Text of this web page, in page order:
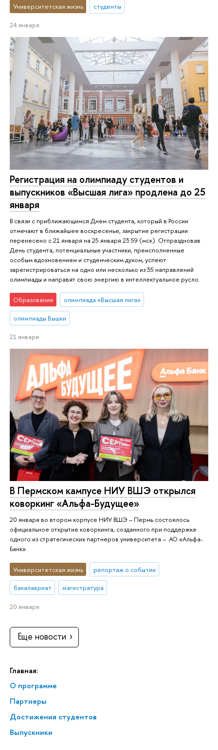
Главная:
О программе
Партнеры
Достижения студентов
Выпускники
Университетская жизнь студенты
24 января
Регистрация на олимпиаду студентов и
выпускников «Высшая лига» продлена до 25
января
В связи с приближающимся Днем студента, который в России
отмечают в ближайшее воскресенье, закрытие регистрации
перенесено с 21 января на 25 января 23:59 (мск). Отпраздновав
День студента, потенциальные участники, преисполненные
особым вдохновением и студенческим духом, успеют
зарегистрироваться на одно или несколько из 35 направлений
олимпиады и направят свою энергию в интеллектуальное русло.
Образование олимпиада «Высшая лига»
олимпиады Вышки
21 января
В Пермском кампусе НИУ ВШЭ открылся
коворкинг «Альфа-Будущее»
20 января во втором корпусе НИУ ВШЭ – Пермь состоялось
официальное открытие коворкинга, созданного при поддержке
одного из стратегических партнеров университета – АО «Альфа-
Банк».
Университетская жизнь репортаж о событии
бакалавриат магистратура
20 января
Еще новости